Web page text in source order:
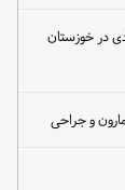
در خوزستان
و جراحی